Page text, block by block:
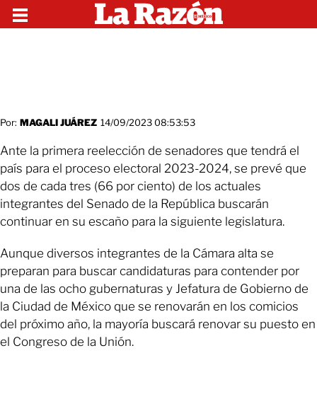
Por: MAGALI JUÁREZ 14/09/2023 08:53:53
Ante la primera reelección de senadores que tendrá el
país para el proceso electoral 2023-2024, se prevé que
dos de cada tres (66 por ciento) de los actuales
integrantes del Senado de la República buscarán
continuar en su escaño para la siguiente legislatura.
Aunque diversos integrantes de la Cámara alta se
preparan para buscar candidaturas para contender por
una de las ocho gubernaturas y Jefatura de Gobierno de
la Ciudad de México que se renovarán en los comicios
del próximo año, la mayoría buscará renovar su puesto en
el Congreso de la Unión.